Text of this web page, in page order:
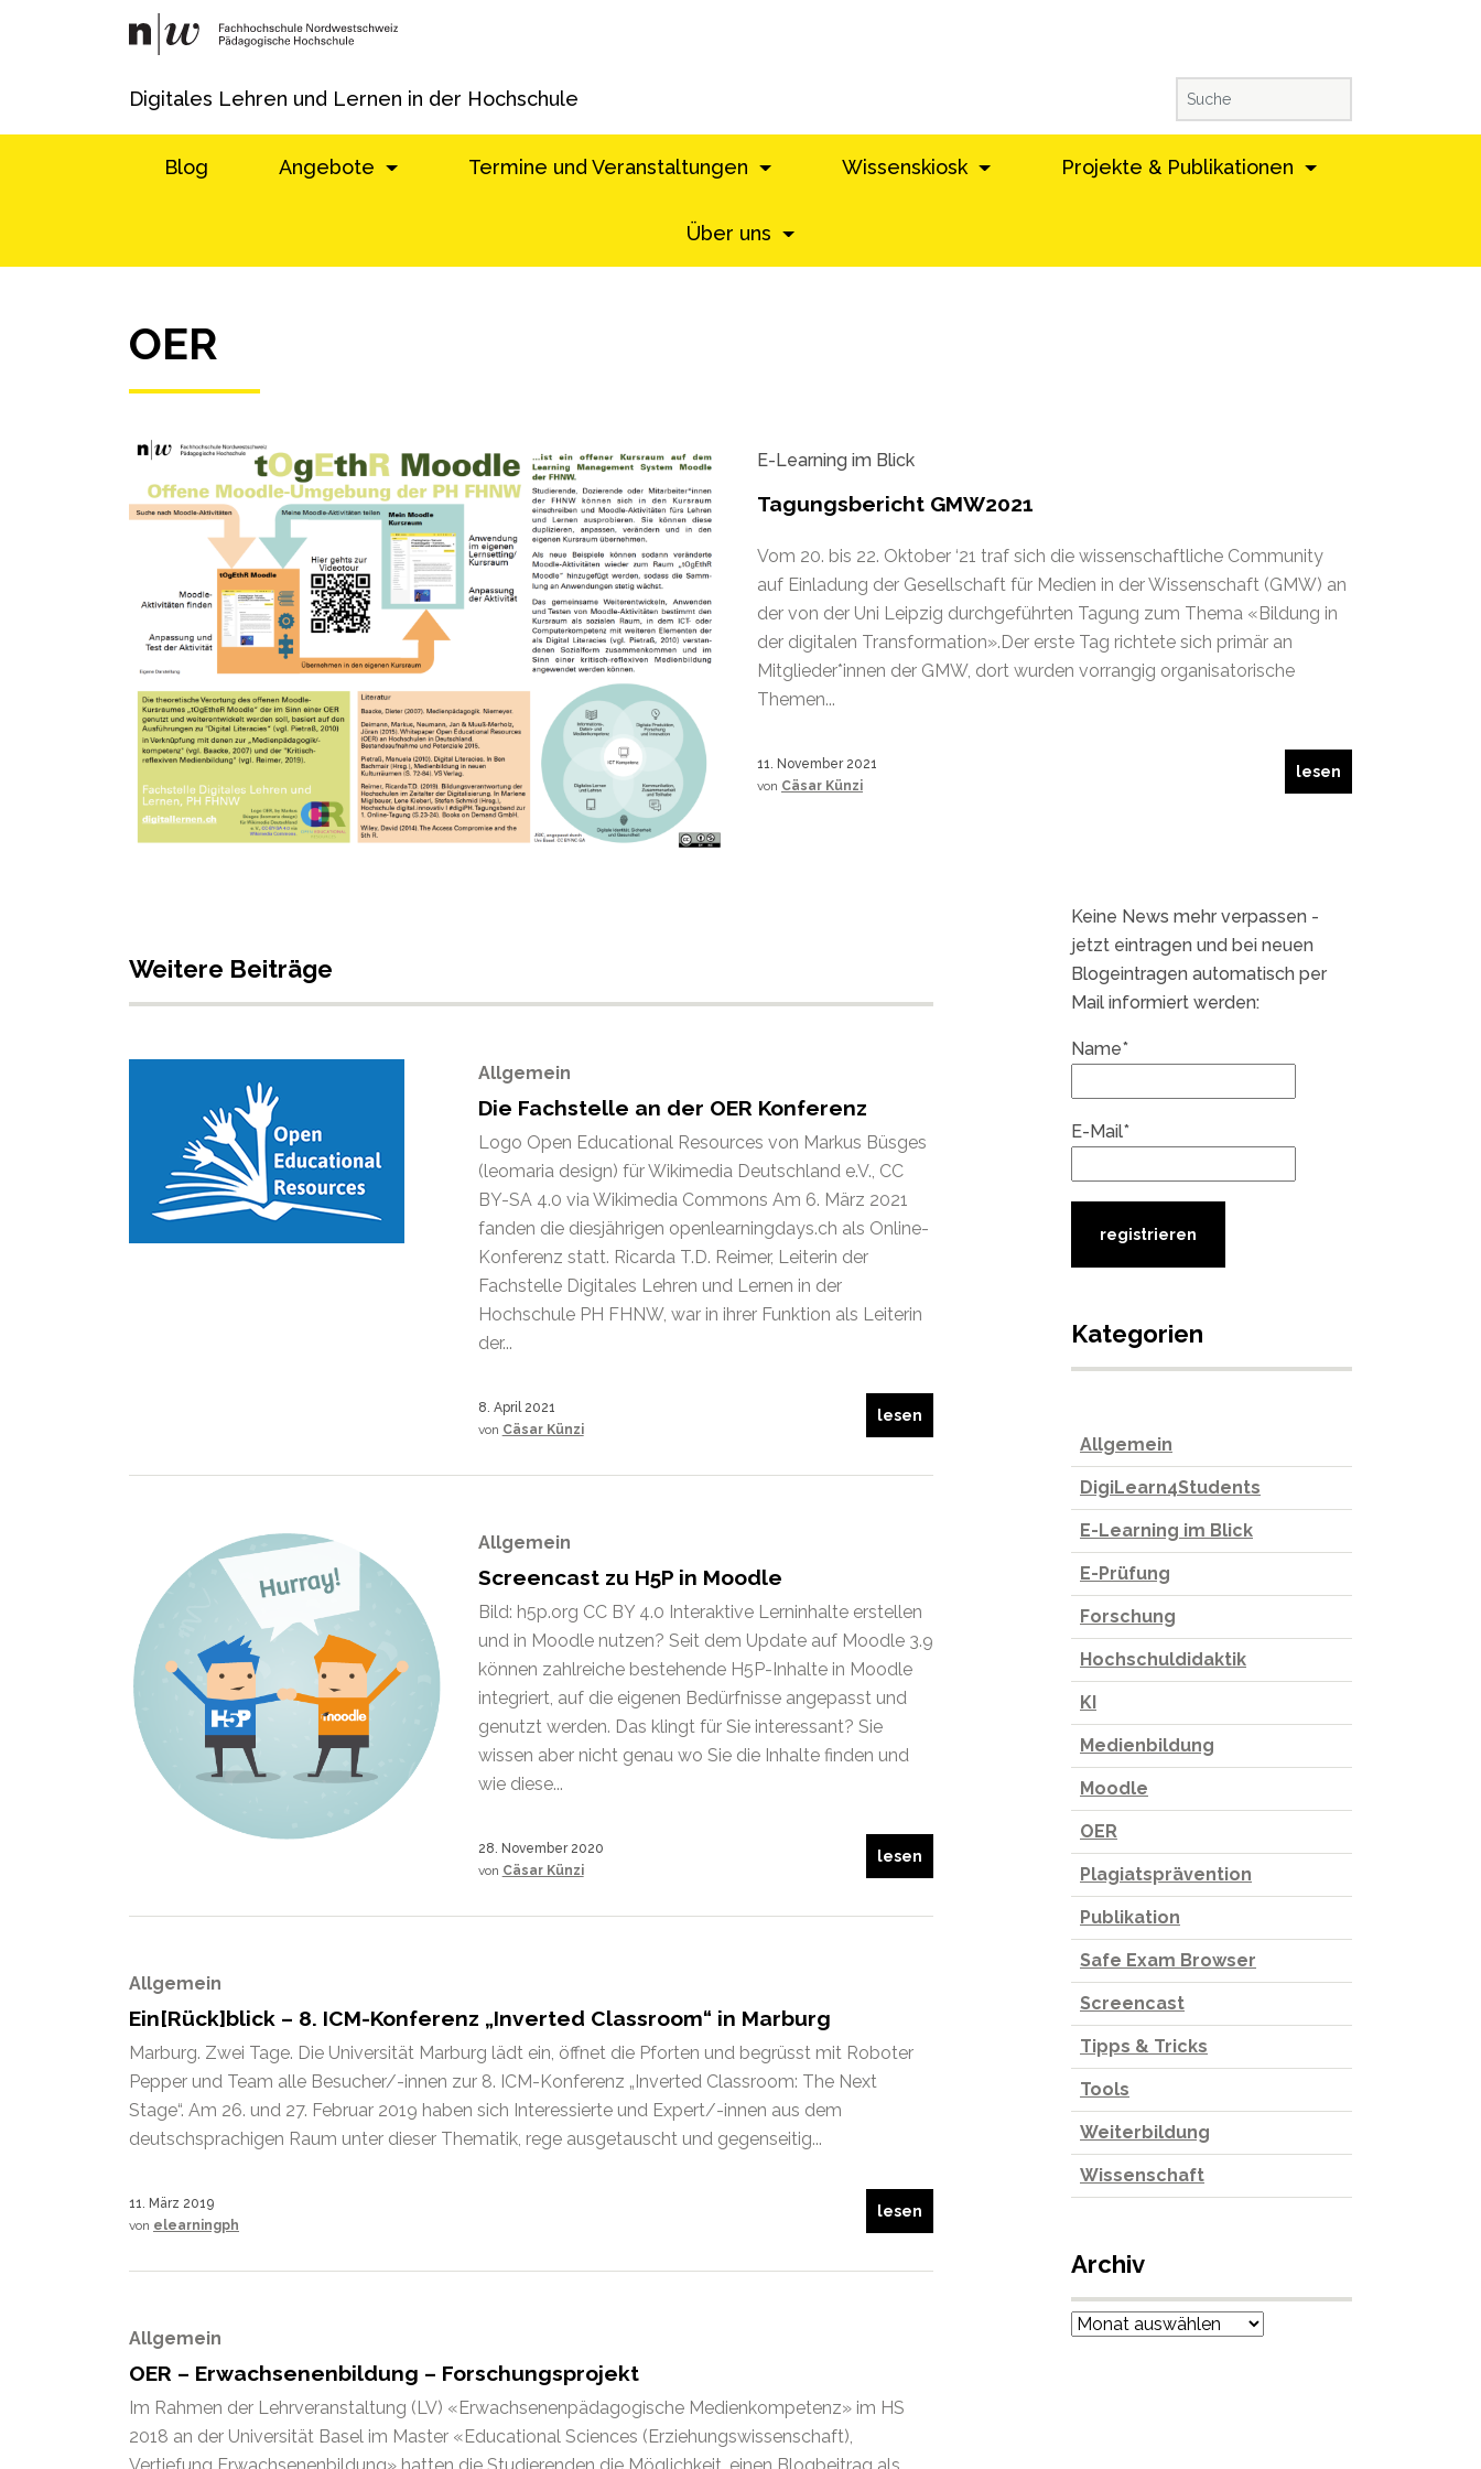
Digitales Lehren und Lernen in der Hochschule
Blog Angebote Termine und Veranstaltungen Wissenskiosk Projekte & Publikationen
Über uns
OER
E-Learning im Blick
Tagungsbericht GMW2021
Vom 20. bis 22. Oktober ‘21 traf sich die wissenschaftliche Community
auf Einladung der Gesellschaft für Medien in der Wissenschaft (GMW) an
der von der Uni Leipzig durchgeführten Tagung zum Thema «Bildung in
der digitalen Transformation».Der erste Tag richtete sich primär an
Mitglieder*innen der GMW, dort wurden vorrangig organisatorische
Themen...
11. November 2021
von Cäsar Künzi
lesen
Weitere Beiträge
Allgemein
Die Fachstelle an der OER Konferenz
Logo Open Educational Resources von Markus Büsges
(leomaria design) für Wikimedia Deutschland e.V., CC
BY-SA 4.0 via Wikimedia Commons Am 6. März 2021
fanden die diesjährigen openlearningdays.ch als Online-
Konferenz statt. Ricarda T.D. Reimer, Leiterin der
Fachstelle Digitales Lehren und Lernen in der
Hochschule PH FHNW, war in ihrer Funktion als Leiterin
der...
8. April 2021
von Cäsar Künzi
lesen
Allgemein
Screencast zu H5P in Moodle
Bild: h5p.org CC BY 4.0 Interaktive Lerninhalte erstellen
und in Moodle nutzen? Seit dem Update auf Moodle 3.9
können zahlreiche bestehende H5P-Inhalte in Moodle
integriert, auf die eigenen Bedürfnisse angepasst und
genutzt werden. Das klingt für Sie interessant? Sie
wissen aber nicht genau wo Sie die Inhalte finden und
wie diese...
28. November 2020
von Cäsar Künzi
lesen
Allgemein
Ein[Rück]blick – 8. ICM-Konferenz „Inverted Classroom“ in Marburg
Marburg. Zwei Tage. Die Universität Marburg lädt ein, öffnet die Pforten und begrüsst mit Roboter
Pepper und Team alle Besucher/-innen zur 8. ICM-Konferenz „Inverted Classroom: The Next
Stage“. Am 26. und 27. Februar 2019 haben sich Interessierte und Expert/-innen aus dem
deutschsprachigen Raum unter dieser Thematik, rege ausgetauscht und gegenseitig...
11. März 2019
von elearningph
lesen
Allgemein
OER – Erwachsenenbildung – Forschungsprojekt
Im Rahmen der Lehrveranstaltung (LV) «Erwachsenenpädagogische Medienkompetenz» im HS
2018 an der Universität Basel im Master «Educational Sciences (Erziehungswissenschaft),
Vertiefung Erwachsenenbildung» hatten die Studierenden die Möglichkeit, einen Blogbeitrag als
Keine News mehr verpassen -
jetzt eintragen und bei neuen
Blogeintragen automatisch per
Mail informiert werden:
Name*
E-Mail*
Kategorien
Allgemein
DigiLearn4Students
E-Learning im Blick
E-Prüfung
Forschung
Hochschuldidaktik
KI
Medienbildung
Moodle
OER
Plagiatsprävention
Publikation
Safe Exam Browser
Screencast
Tipps & Tricks
Tools
Weiterbildung
Wissenschaft
Archiv
Archiv